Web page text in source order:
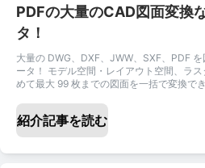
PDFの大量のCAD図面変換
タ！
大量の DWG、DXF、JWW、SXF、PDF
ータ！ モデル空間・レイアウト空間、ラ
めて最大 99 枚までの図面を一括で変換で
紹介記事を読む